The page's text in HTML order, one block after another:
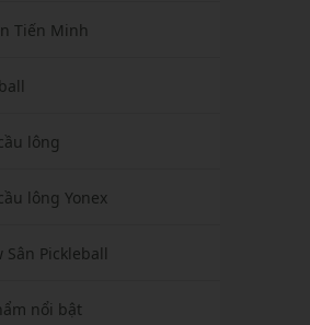
Tiến Minh
lông
lông Yonex
Sân Pickleball
nổi bật